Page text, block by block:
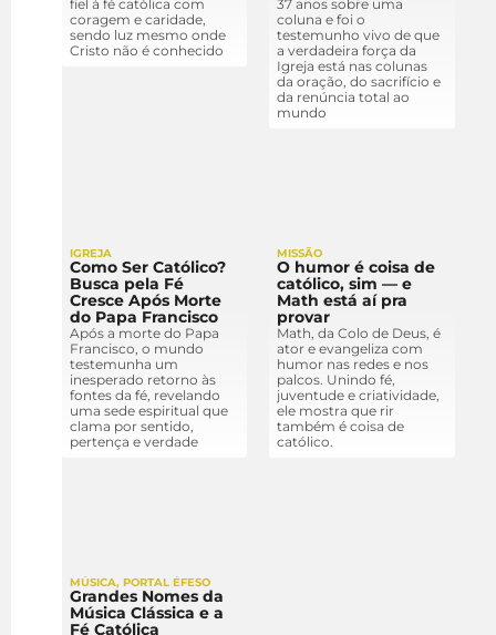
fiel à fé católica com
coragem e caridade,
sendo luz mesmo onde
Cristo não é conhecido
37 anos sobre uma
coluna e foi o
testemunho vivo de que
a verdadeira força da
Igreja está nas colunas
da oração, do sacrifício e
da renúncia total ao
mundo
IGREJA
Como Ser Católico?
Busca pela Fé
Cresce Após Morte
do Papa Francisco
Após a morte do Papa
Francisco, o mundo
testemunha um
inesperado retorno às
fontes da fé, revelando
uma sede espiritual que
clama por sentido,
pertença e verdade
MISSÃO
O humor é coisa de
católico, sim — e
Math está aí pra
provar
Math, da Colo de Deus, é
ator e evangeliza com
humor nas redes e nos
palcos. Unindo fé,
juventude e criatividade,
ele mostra que rir
também é coisa de
católico.
MÚSICA, PORTAL ÉFESO
Grandes Nomes da
Música Clássica e a
Fé Católica